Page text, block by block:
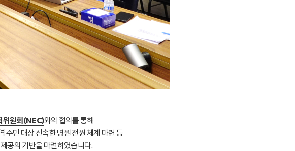
위원회(NEC)와의 협의를 통해
주민 대상 신속한 병원 전원 체계 마련 등
공의 기반을 마련하였습니다.